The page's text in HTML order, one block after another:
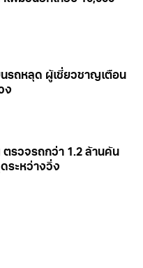
รถหลุด ผู้เชี่ยวชาญเตือน
ง
ตรวจรถกว่า 1.2 ล้านคัน
ระหว่างวิ่ง